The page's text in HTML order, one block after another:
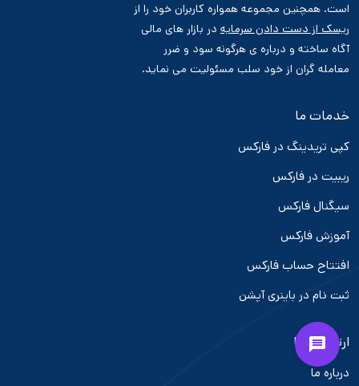
است. همچنین مجموعه همواره کاربران خود را از
ریسک از دست دادن سرمایه در بازار های مالی
آگاه ساخته و درباره ی هرگونه سود و ضرر
معامله گران از خود سلب مسئولیت می نماید.
خدمات ما
کپی تریدینگ در فارکس
ریبیت در فارکس
سیگنال فارکس
آموزش فارکس
افتتاح حساب فارکس
ثبت نام در باینری آپشن
ارتباط با ما
درباره ما